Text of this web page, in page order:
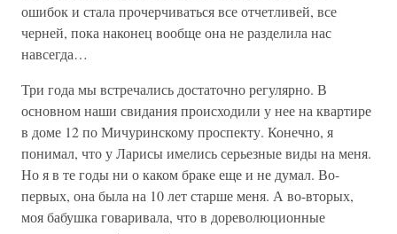
ошибок и стала прочерчиваться все отчетливей, все
черней, пока наконец вообще она не разделила нас
навсегда…
Три года мы встречались достаточно регулярно. В
основном наши свидания происходили у нее на квартире
в доме 12 по Мичуринскому проспекту. Конечно, я
понимал, что у Ларисы имелись серьезные виды на меня.
Но я в те годы ни о каком браке еще и не думал. Во-
первых, она была на 10 лет старше меня. А во-вторых,
моя бабушка говаривала, что в дореволюционные